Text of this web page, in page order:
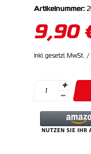
Artikelnummer:
9,90
inkl. gesetzl. MwSt.